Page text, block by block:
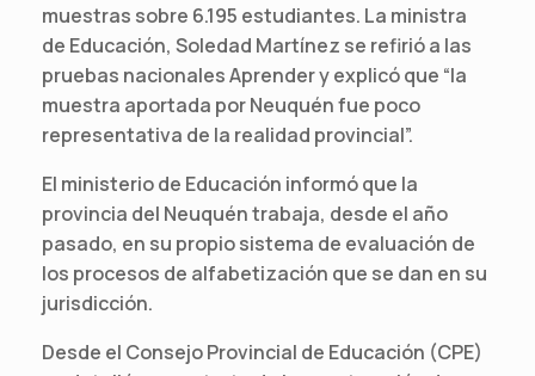
muestras sobre 6.195 estudiantes. La ministra
de Educación, Soledad Martínez se refirió a las
pruebas nacionales Aprender y explicó que “la
muestra aportada por Neuquén fue poco
representativa de la realidad provincial”.
El ministerio de Educación informó que la
provincia del Neuquén trabaja, desde el año
pasado, en su propio sistema de evaluación de
los procesos de alfabetización que se dan en su
jurisdicción.
Desde el Consejo Provincial de Educación (CPE)